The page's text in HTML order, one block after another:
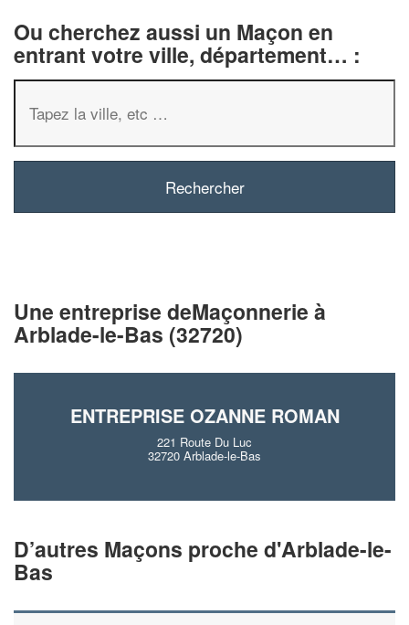
Ou cherchez aussi un Maçon en
entrant votre ville, département… :
Une entreprise deMaçonnerie à
Arblade-le-Bas (32720)
ENTREPRISE OZANNE ROMAN
221 Route Du Luc
32720 Arblade-le-Bas
D’autres Maçons proche d'Arblade-le-
Bas
✕
Vous êtes un
vosmargestout en
nouveaux clients
En savoir plus